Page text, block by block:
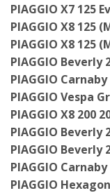
PIAGGIO X7 125
PIAGGIO X8 125
PIAGGIO X8 125
PIAGGIO Beverly
PIAGGIO Carnaby
PIAGGIO Vespa
PIAGGIO X8 200
PIAGGIO Beverly
PIAGGIO Beverly
PIAGGIO
PIAGGIO